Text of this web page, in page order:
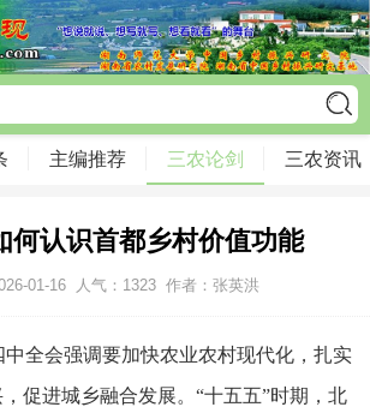
主编推荐 三农论剑 三农资讯
何认识首都乡村价值功能
01-16 人气： 1323 作者：张英洪
中全会强调要加快农业农村现代化，扎实
促进城乡融合发展。“十五五”时期，北